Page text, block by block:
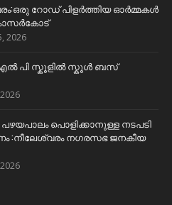
റോഡ് പിളർത്തിയ ഓർമ്മകൾ
2026
എൽ പി സ്കൂളിൽ സ്കൂൾ ബസ്
പൊളിക്കാനുള്ള നടപടി
:നീലേശ്വരം നഗരസഭ ജനകീയ